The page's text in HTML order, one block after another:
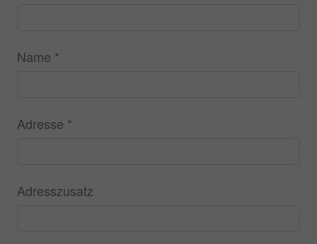
Name *
Adresse *
Adresszusatz